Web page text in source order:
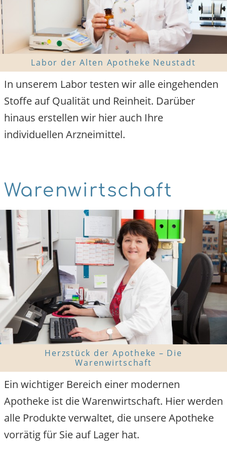
Labor der Alten Apotheke Neustadt
In unserem Labor testen wir alle eingehenden
Stoffe auf Qualität und Reinheit. Darüber
hinaus erstellen wir hier auch Ihre
individuellen Arzneimittel.
Warenwirtschaft
Herzstück der Apotheke – Die
Warenwirtschaft
Ein wichtiger Bereich einer modernen
Apotheke ist die Warenwirtschaft. Hier werden
alle Produkte verwaltet, die unsere Apotheke
vorrätig für Sie auf Lager hat.